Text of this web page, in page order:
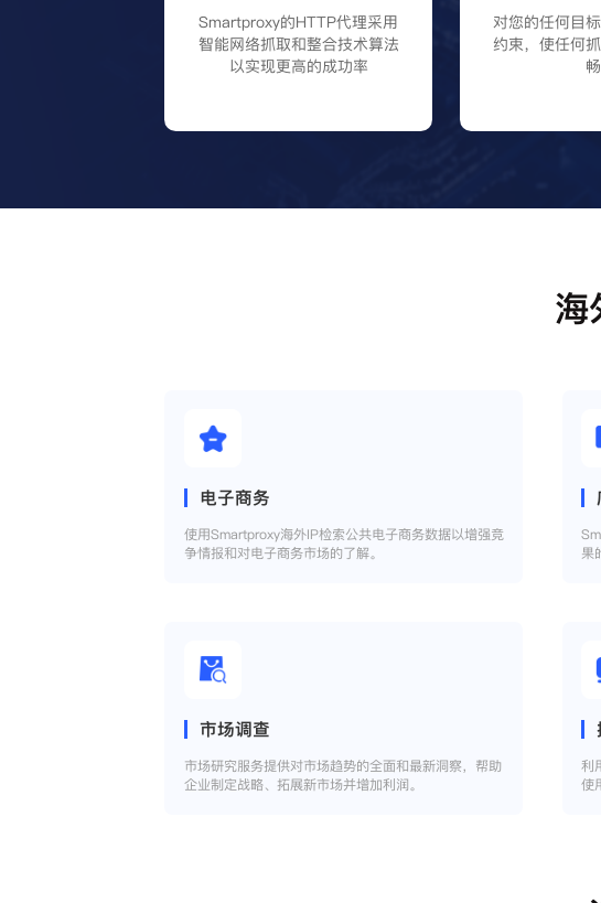
Smartproxy的HTTP代理采用
智能网络抓取和整合技术算法
以实现更高的成功率
对您的任何目
约束，使任何
畅
海
电子商务
使用Smartproxy海外IP检索公共电子商务数据以增强竞
争情报和对电子商务市场的了解。
果
市场调查
市场研究服务提供对市场趋势的全面和最新洞察，帮助
企业制定战略、拓展新市场并增加利润。
利
使